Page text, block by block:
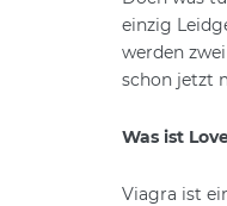
einzig
werden
schon jetzt
Was ist
Viagra ist